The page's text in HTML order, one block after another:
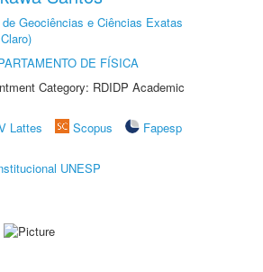
Geociências e Ciências Exatas
DE FÍSICA
Category: RDIDP Academic
Lattes Scopus
Fapesp
UNESP